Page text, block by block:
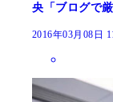
央「ブログで
2016年03月08日